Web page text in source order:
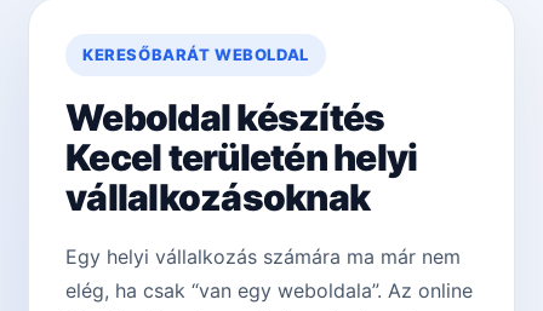
KERESŐBARÁT WEBOLDAL
Weboldal készítés
Kecel területén helyi
vállalkozásoknak
Egy helyi vállalkozás számára ma már nem
elég, ha csak “van egy weboldala”. Az online